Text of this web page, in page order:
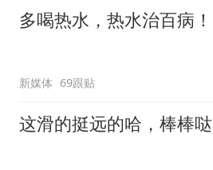
多喝热水，热水治百病！
新媒体 69跟贴
这滑的挺远的哈，棒棒哒